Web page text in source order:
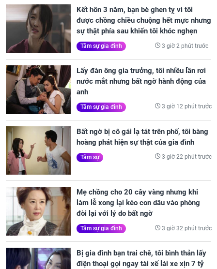
Kết hôn 3 năm, bạn bè ghen tỵ vì tôi
được chồng chiều chuộng hết mực nhưng
sự thật phía sau khiến tôi khóc nghẹn
Tâm sự gia đình 3 giờ 2 phút trước
Lấy đàn ông gia trưởng, tôi nhiều lần rơi
nước mắt nhưng bất ngờ hành động của
anh
Tâm sự gia đình 3 giờ 12 phút trước
Bất ngờ bị cô gái lạ tát trên phố, tôi bàng
hoàng phát hiện sự thật của gia đình
Tâm sự 3 giờ 22 phút trước
Mẹ chồng cho 20 cây vàng nhưng khi
làm lễ xong lại kéo con dâu vào phòng
đòi lại với lý do bất ngờ
Tâm sự gia đình 3 giờ 32 phút trước
Bị gia đình bạn trai chê, tôi bình thản lấy
điện thoại gọi ngay tài xế lái xe xịn 7 tỷ